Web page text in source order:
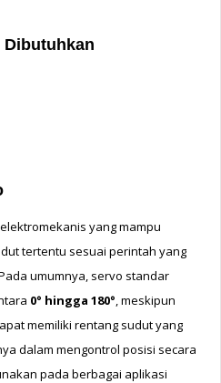
Dibutuhkan
yang mampu
tertentu sesuai perintah yang
umumnya, servo standar
0° hingga 180°, meskipun
memiliki rentang sudut yang
dalam mengontrol posisi secara
pada berbagai aplikasi